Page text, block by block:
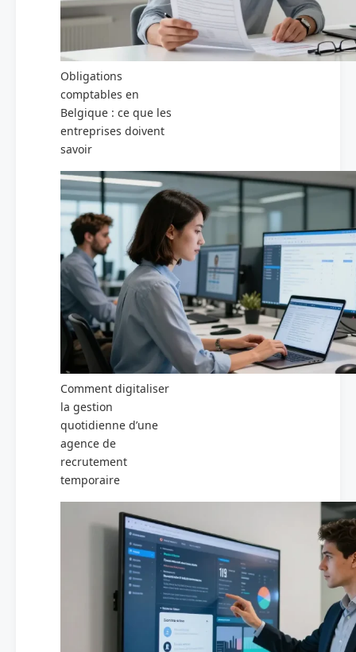
Obligations
comptables en
Belgique : ce que les
entreprises doivent
savoir
Comment digitaliser
la gestion
quotidienne d’une
agence de
recrutement
temporaire